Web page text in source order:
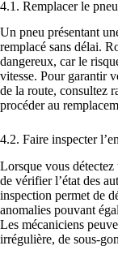
4.1. Remplacer le
Un pneu présentant
remplacé sans délai.
dangereux, car le
vitesse. Pour garantir
de la route, consultez
procéder au
4.2. Faire inspecter
Lorsque vous détectez
de vérifier l’état des
inspection permet de
anomalies pouvant
Les mécaniciens
irrégulière, de sous-